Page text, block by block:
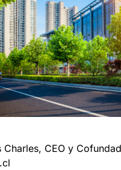
Charles, CEO y